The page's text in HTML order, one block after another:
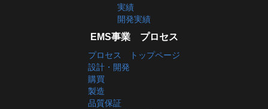
実績
開発実績
EMS事業 プロセス
プロセス トップページ
設計・開発
購買
製造
品質保証